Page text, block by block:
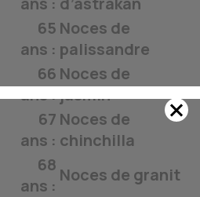
65
ans :
Noces de
palissandre
66
ans :
Noces de
jasmin
67
ans :
Noces de
chinchilla
68
ans :
Noces de granit